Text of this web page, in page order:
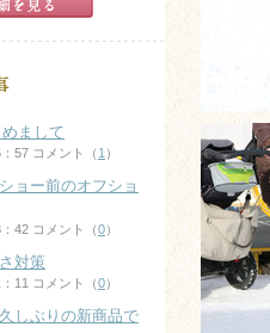
めまして
57 コメント（ 1 ）
ョー前のオフショ
42 コメント（0）
対策
11 コメント（0）
しぶりの新商品で